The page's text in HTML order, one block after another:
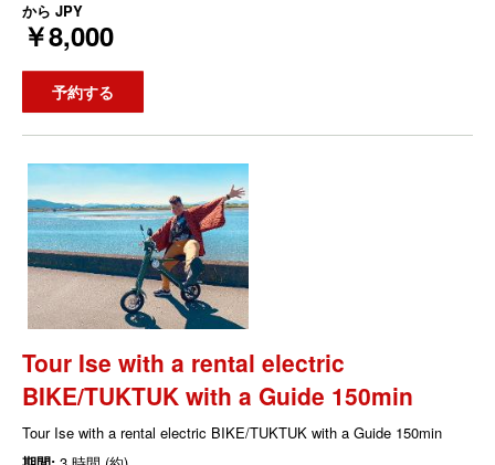
から JPY
￥8,000
予約する
Tour Ise with a rental electric
BIKE/TUKTUK with a Guide 150min
Tour Ise with a rental electric BIKE/TUKTUK with a Guide 150min